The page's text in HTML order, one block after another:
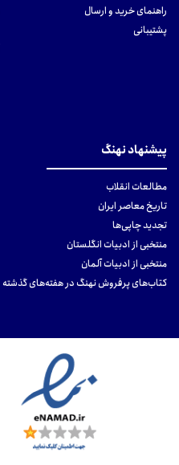
راهنمای خرید و ارسال
پشتیبانی
پیشنهاد نهنگ
مطالعات انقلاب
تاریخ معاصر ایران
تجدید چاپی‌ها
منتخبی از ادبیات انگلستان
منتخبی از ادبیات آلمان
کتاب‌های پرفروش نهنگ در هفته‌های گذشته